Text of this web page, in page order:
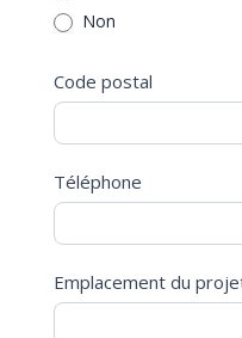
Non
Code postal
Téléphone
Emplacement du